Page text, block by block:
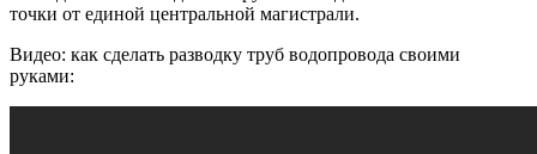
точки от единой центральной магистрали.
Видео: как сделать разводку труб водопровода своими
руками: